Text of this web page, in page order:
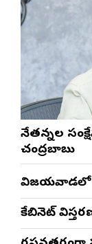
నేతన్నల
చంద్రబాబు
విజయవాడలో
కేబినెట్